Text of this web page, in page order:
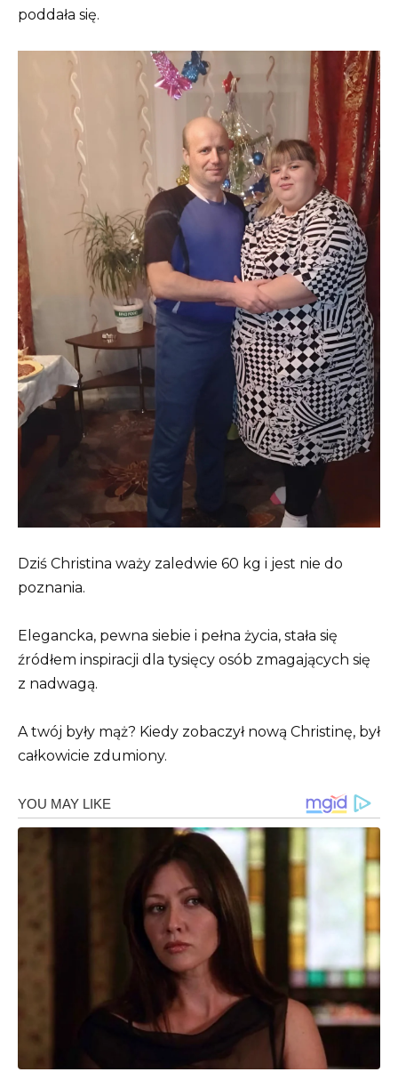
poddała się.
Dziś Christina waży zaledwie 60 kg i jest nie do
poznania.
Elegancka, pewna siebie i pełna życia, stała się
źródłem inspiracji dla tysięcy osób zmagających się
z nadwagą.
A twój były mąż? Kiedy zobaczył nową Christinę, był
całkowicie zdumiony.